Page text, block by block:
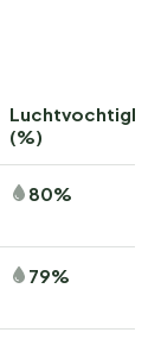
(%)
80%
79%